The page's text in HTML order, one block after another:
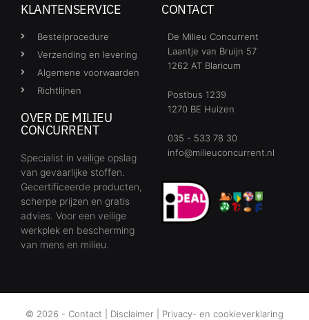
KLANTENSERVICE
Bestelprocedure
Verzending en levering
Algemene voorwaarden
Richtlijnen
OVER DE MILIEU
CONCURRENT
Specialist in veilige opslag
van gevaarlijke stoffen.
Gecertificeerde producten,
scherpe prijzen en gratis
advies. Voor een veilige
werkplek en bescherming
van mens en milieu.
CONTACT
De Milieu Concurrent
Laantje van Bruijn 57
1262 AT Blaricum
Postbus 1239
1270 BE Huizen
035 - 533 78 30
info@milieuconcurrent.nl
© 2026 - Contact Disclaimer Privacy- en cookieverklaring